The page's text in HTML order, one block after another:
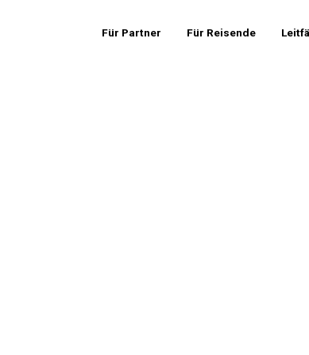
Für Partner Für Reisende